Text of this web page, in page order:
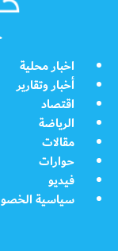
اخبار محلية
أخبار وتقارير
اقتصاد
الرياضة
مقالات
حوارات
فيديو
سياسية